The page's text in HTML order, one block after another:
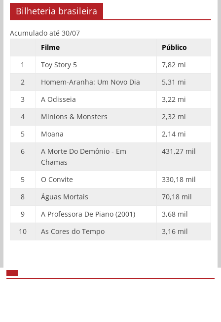
Bilheteria brasileira
Acumulado até 30/07
Filme
Público
1
Toy Story 5
7,82 mi
2
Homem-Aranha: Um Novo Dia
5,31 mi
3
A Odisseia
3,22 mi
4
Minions & Monsters
2,32 mi
5
Moana
2,14 mi
6
A Morte Do Demônio - Em
Chamas
431,27 mil
5 O Convite
330,18 mil
8
Águas Mortais
70,18 mil
9
A Professora De Piano (2001)
3,68 mil
10
As Cores do Tempo 3,16 mil